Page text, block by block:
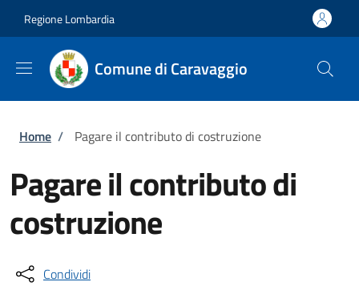
Regione Lombardia
Comune di Caravaggio
Briciole di pane
Home / Pagare il contributo di costruzione
Pagare il contributo di
costruzione
Condividi